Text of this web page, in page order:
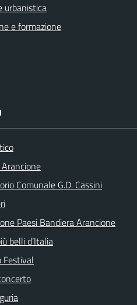
urbanistica
e formazione
Comunale G.D. Cassini
Paesi Bandiera Arancione
belli d’Italia
Festival